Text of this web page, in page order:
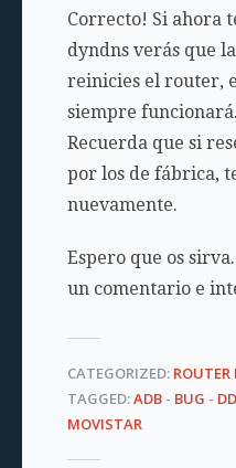
Correcto! Si ahora
dyndns verás que
reinicies el router,
siempre funcionará.
Recuerda que si
por los de fábrica,
nuevamente.
Espero que os
un comentario e
CATEGORIZED:
TAGGED:ADB- BUG -
MOVISTAR